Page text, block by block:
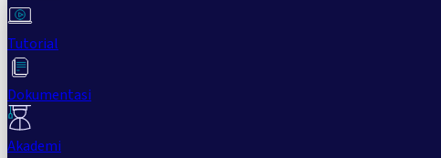
Tutorial
Dokumentasi
Akademi